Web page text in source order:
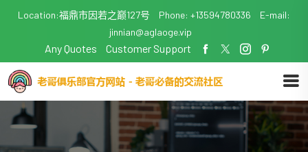
Location:福鼎市因若之巅127号 Phone: +13594780336
E-mail:
jinnian@aglaoge.vip
Any Quotes Customer Support